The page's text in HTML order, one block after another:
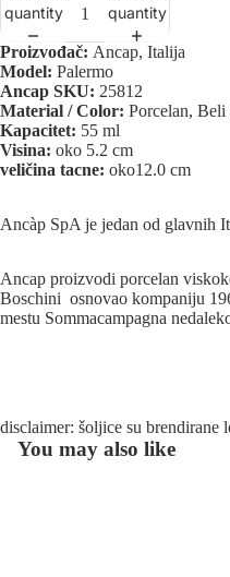
quantity
quantity
Proizvođač: Ancap, Italija
Model: Palermo
Ancap SKU: 25812
Material / Color: Porcelan,
Kapacitet: 55 ml
Visina: oko 5.2 cm
veličina tacne: oko12.0 cm
Ancàp SpA je jedan od glavnih
Ancap proizvodi porcelan
Boschini osnovao kompaniju
mestu Sommacampagna
disclaimer: šoljice su brendirane
You may also like